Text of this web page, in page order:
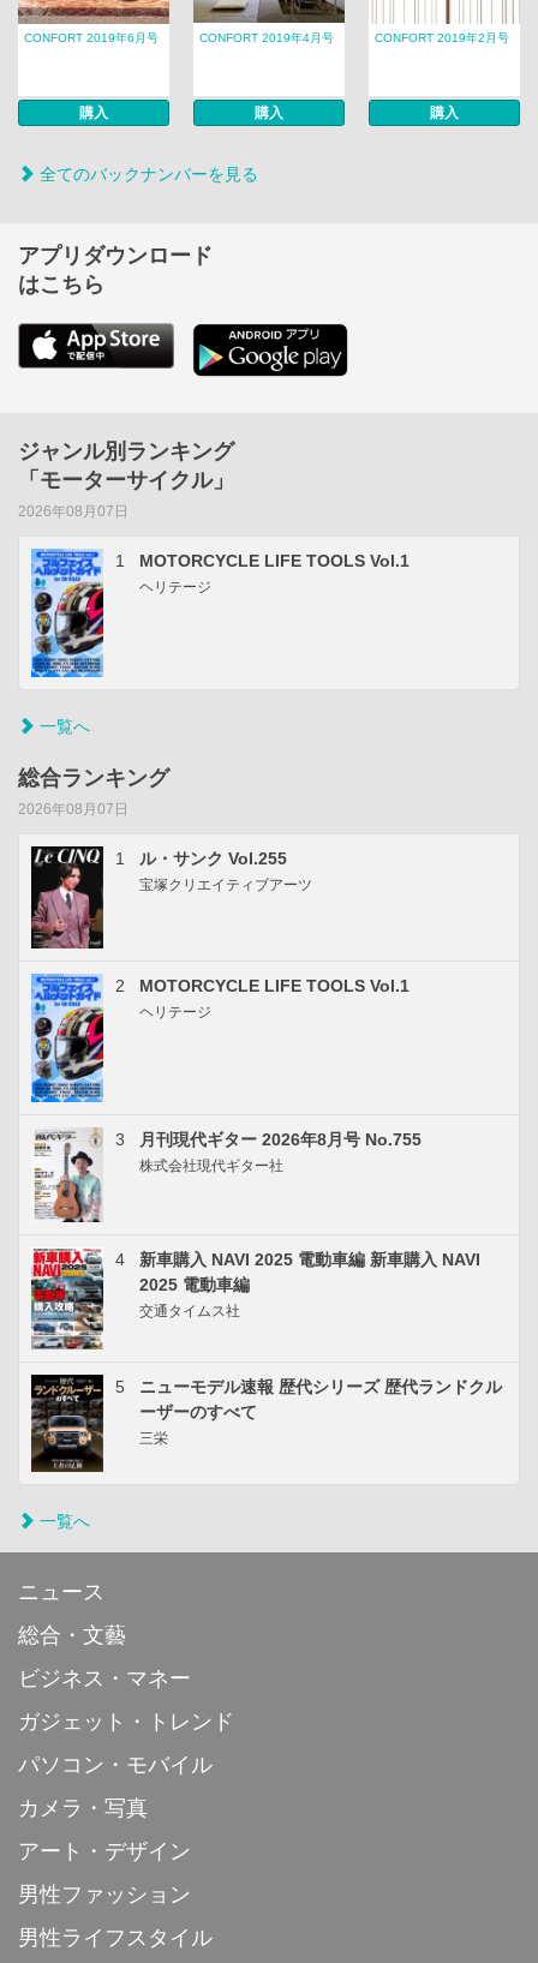
CONFORT 2019年6月号
購入
CONFORT 2019年4月号
購入
CONFORT 2019年2月号
購入
全てのバックナンバーを見る
アプリダウンロード
はこちら
ジャンル別ランキング
「モーターサイクル」
2026年08月07日
1 MOTORCYCLE LIFE TOOLS Vol.1
ヘリテージ
一覧へ
総合ランキング
2026年08月07日
1 ル・サンク Vol.255
宝塚クリエイティブアーツ
2 MOTORCYCLE LIFE TOOLS Vol.1
ヘリテージ
3 月刊現代ギター 2026年8月号 No.755
株式会社現代ギター社
4
新車購入 NAVI 2025 電動車編 新車購入 NAVI
2025 電動車編
交通タイムス社
5
ニューモデル速報 歴代シリーズ 歴代ランドクル
ーザーのすべて
三栄
一覧へ
ニュース
総合・文藝
ビジネス・マネー
ガジェット・トレンド
パソコン・モバイル
カメラ・写真
アート・デザイン
男性ファッション
男性ライフスタイル